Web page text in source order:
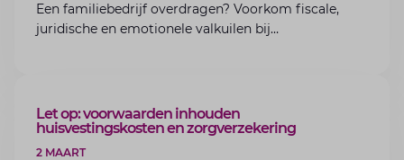
Een familiebedrijf overdragen? Voorkom fiscale,
juridische en emotionele valkuilen bij
ARTIKEL
Let op: voorwaarden inhouden
huisvestingskosten en zorgverzekering
2 MAART